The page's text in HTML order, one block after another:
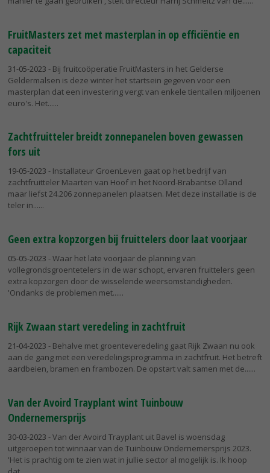
FruitMasters zet met masterplan in op efficiëntie en
capaciteit
31-05-2023 - Bij fruitcoöperatie FruitMasters in het Gelderse
Geldermalsen is deze winter het startsein gegeven voor een
masterplan dat een investering vergt van enkele tientallen miljoenen
euro's. Het...
Zachtfruitteler breidt zonnepanelen boven gewassen
fors uit
19-05-2023 - Installateur GroenLeven gaat op het bedrijf van
zachtfruitteler Maarten van Hoof in het Noord-Brabantse Olland
maar liefst 24.206 zonnepanelen plaatsen. Met deze installatie is de
teler in...
Geen extra kopzorgen bij fruittelers door laat voorjaar
05-05-2023 - Waar het late voorjaar de planning van
vollegrondsgroentetelers in de war schopt, ervaren fruittelers geen
extra kopzorgen door de wisselende weersomstandigheden.
'Ondanks de problemen met...
Rijk Zwaan start veredeling in zachtfruit
21-04-2023 - Behalve met groenteveredeling gaat Rijk Zwaan nu ook
aan de gang met een veredelingsprogramma in zachtfruit. Het betreft
aardbeien, bramen en frambozen. De opstart valt samen met de...
Van der Avoird Trayplant wint Tuinbouw
Ondernemersprijs
30-03-2023 - Van der Avoird Trayplant uit Bavel is woensdag
uitgeroepen tot winnaar van de Tuinbouw Ondernemersprijs 2023.
'Het is prachtig om te zien wat in jullie sector al mogelijk is. Ik hoop